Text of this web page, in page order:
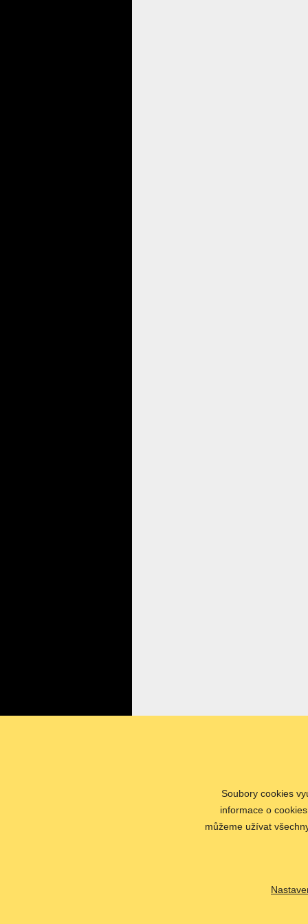
Česká speleologická společnost
Na Březince 14, 150 00 Praha 5
Soubory cookies
informace o
můžeme užívat